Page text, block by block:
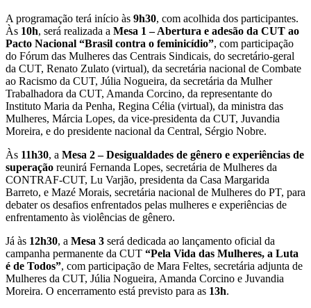
A programação terá início às 9h30, com acolhida dos participantes.
Às 10h, será realizada a Mesa 1 – Abertura e adesão da CUT ao
Pacto Nacional “Brasil contra o feminicídio”, com participação
do Fórum das Mulheres das Centrais Sindicais, do secretário-geral
da CUT, Renato Zulato (virtual), da secretária nacional de Combate
ao Racismo da CUT, Júlia Nogueira, da secretária da Mulher
Trabalhadora da CUT, Amanda Corcino, da representante do
Instituto Maria da Penha, Regina Célia (virtual), da ministra das
Mulheres, Márcia Lopes, da vice-presidenta da CUT, Juvandia
Moreira, e do presidente nacional da Central, Sérgio Nobre.
Às 11h30, a Mesa 2 – Desigualdades de gênero e experiências de
superação reunirá Fernanda Lopes, secretária de Mulheres da
CONTRAF-CUT, Lu Varjão, presidenta da Casa Margarida
Barreto, e Mazé Morais, secretária nacional de Mulheres do PT, para
debater os desafios enfrentados pelas mulheres e experiências de
enfrentamento às violências de gênero.
Já às 12h30, a Mesa 3 será dedicada ao lançamento oficial da
campanha permanente da CUT “Pela Vida das Mulheres, a Luta
é de Todos”, com participação de Mara Feltes, secretária adjunta de
Mulheres da CUT, Júlia Nogueira, Amanda Corcino e Juvandia
Moreira. O encerramento está previsto para as 13h.